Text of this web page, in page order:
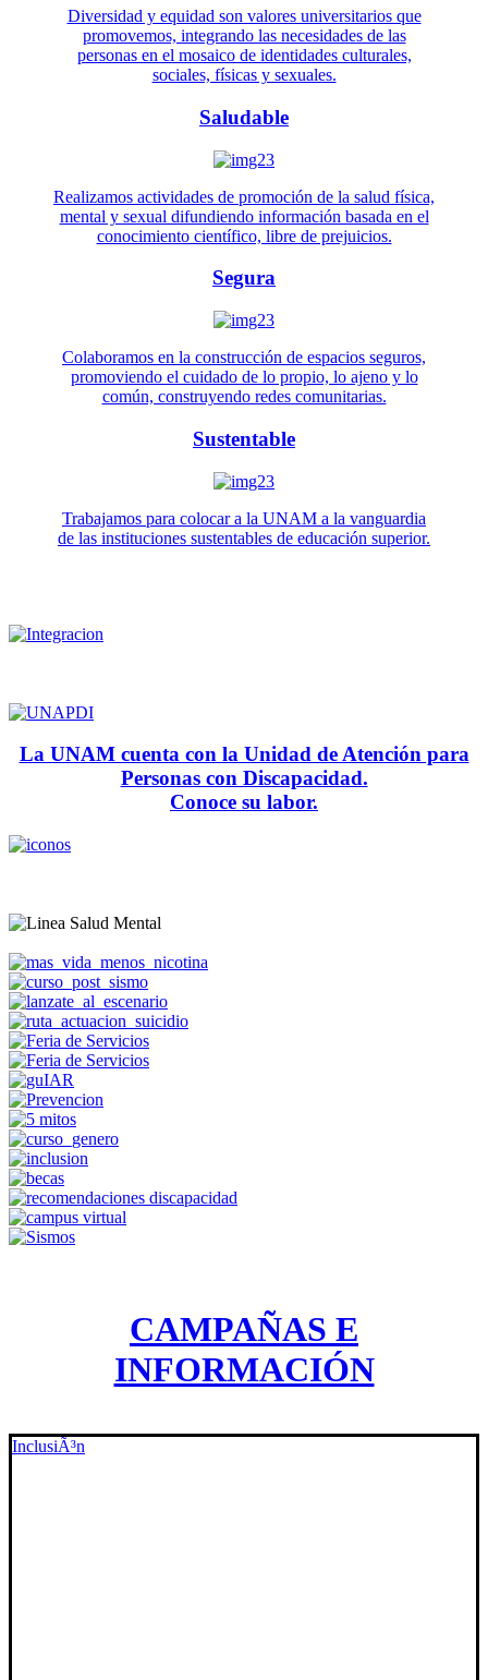
Diversidad y equidad son valores universitarios que
promovemos, integrando las necesidades de las
personas en el mosaico de identidades culturales,
sociales, físicas y sexuales.
Saludable
Realizamos actividades de promoción de la salud física,
mental y sexual difundiendo información basada en el
conocimiento científico, libre de prejuicios.
Segura
Colaboramos en la construcción de espacios seguros,
promoviendo el cuidado de lo propio, lo ajeno y lo
común, construyendo redes comunitarias.
Sustentable
Trabajamos para colocar a la UNAM a la vanguardia
de las instituciones sustentables de educación superior.
La UNAM cuenta con la Unidad de Atención para
Personas con Discapacidad.
Conoce su labor.
CAMPAÑAS E
INFORMACIÓN
InclusiÃ³n